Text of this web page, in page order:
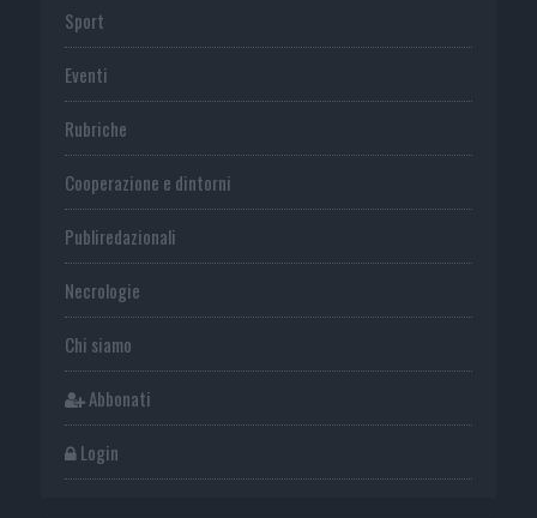
Sport
Eventi
Rubriche
Cooperazione e dintorni
Publiredazionali
Necrologie
Chi siamo
Abbonati
Login